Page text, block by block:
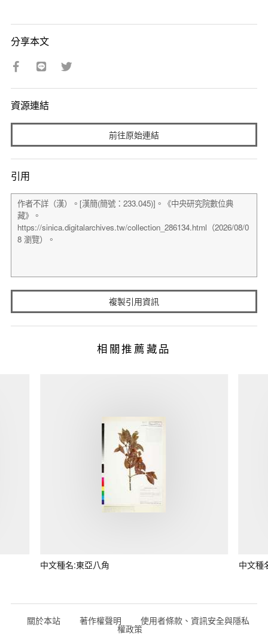
分享本文
資源連結
前往原始連結
引用
複製引用資訊
相關推薦藏品
中文種名:東亞八角 中文種
關於本站 著作權聲明 使用者條款、資訊安全與隱私
權政策